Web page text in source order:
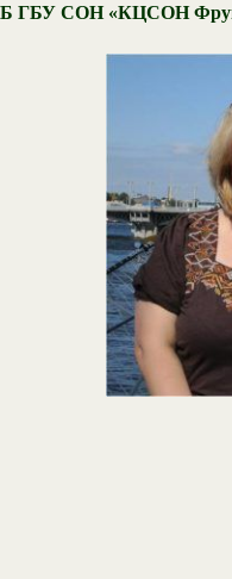
ГБУ СОН «КЦСОН